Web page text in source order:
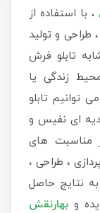
، با استفاده از
طراحی و تولید
تابلو فرش
زندگی یا
توانیم تابلو
ای نفیس و
مناسبت های
، طراحی ،
نتایج حاصل
و بهارنقش